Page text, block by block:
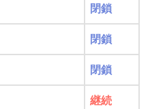
閉鎖
閉鎖
閉鎖
継続